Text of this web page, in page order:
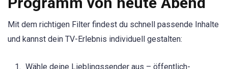
Mit dem richtigen Filter findest du schnell passende Inhalte
und kannst dein TV-Erlebnis individuell gestalten:
Wähle deine Lieblingssender aus – öffentlich-